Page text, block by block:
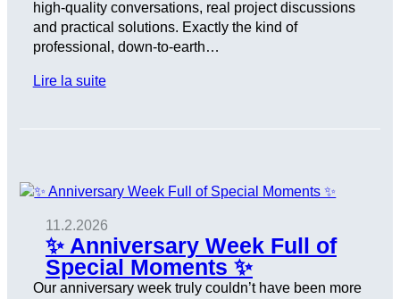
high-quality conversations, real project discussions
and practical solutions. Exactly the kind of
professional, down-to-earth…
Lire la suite
11.2.2026
✨ Anniversary Week Full of
Special Moments ✨
Our anniversary week truly couldn’t have been more